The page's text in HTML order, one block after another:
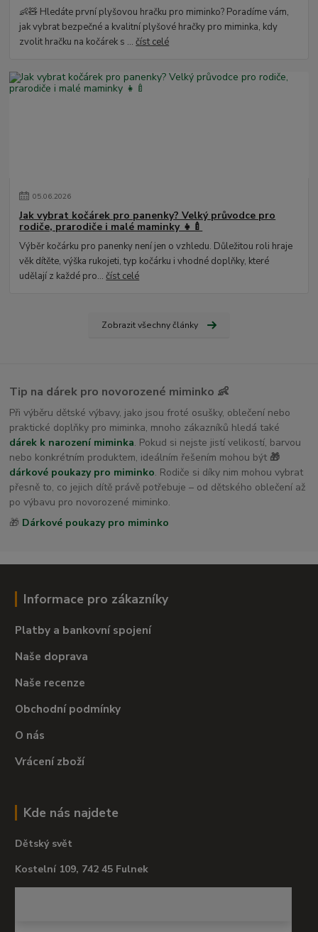
👶🧸 Hledáte první plyšovou hračku pro miminko? Poradíme vám,
jak vybrat bezpečné a kvalitní plyšové hračky pro miminka, kdy
zvolit hračku na kočárek s ...číst celé
05.06.2026
Jak vybrat kočárek pro panenky? Velký průvodce pro
rodiče, prarodiče i malé maminky 👧🍼
Výběr kočárku pro panenky není jen o vzhledu. Důležitou roli hraje
věk dítěte, výška rukojeti, typ kočárku i vhodné doplňky, které
udělají z každé pro...číst celé
Zobrazit všechny články
Tip na dárek pro novorozené miminko 👶
Při výběru dětské výbavy, jako jsou froté osušky, oblečení nebo
praktické doplňky pro miminka, mnoho zákazníků hledá také
dárek k narození miminka. Pokud si nejste jistí velikostí, barvou
nebo konkrétním produktem, ideálním řešením mohou být 🎁
dárkové poukazy pro miminko. Rodiče si díky nim mohou vybrat
přesně to, co jejich dítě právě potřebuje – od dětského oblečení až
po výbavu pro novorozené miminko.
🎁 Dárkové poukazy pro miminko
Informace pro zákazníky
Platby a bankovní spojení
Naše doprava
Naše recenze
Obchodní podmínky
O nás
Vrácení zboží
Kde nás najdete
Dětský svět
Kostelní 109, 742 45 Fulnek